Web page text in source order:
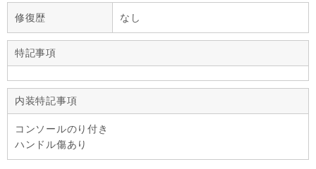
修復歴 なし
特記事項
内装特記事項
コンソールのり付き
ハンドル傷あり